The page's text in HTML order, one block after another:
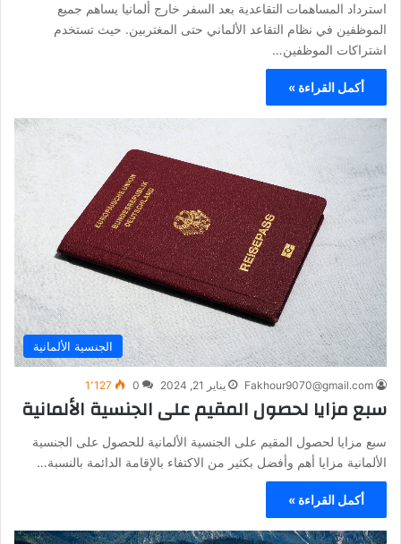
استرداد المساهمات التقاعدية بعد السفر خارج ألمانيا يساهم جميع
الموظفين في نظام التقاعد الألماني حتى المغتربين. حيث تستخدم
اشتراكات الموظفين…
أكمل القراءة »
الجنسية الألمانية
Fakhour9070@gmail.com يناير 21, 2024 0 1٬127
سبع مزايا لحصول المقيم على الجنسية الألمانية
سبع مزايا لحصول المقيم على الجنسية الألمانية للحصول على الجنسية
الألمانية مزايا أهم وأفضل بكثير من الاكتفاء بالإقامة الدائمة بالنسبة…
أكمل القراءة »